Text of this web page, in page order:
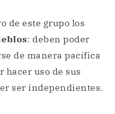
de este grupo los
: deben poder
de manera pacífica
hacer uso de sus
ser independientes.